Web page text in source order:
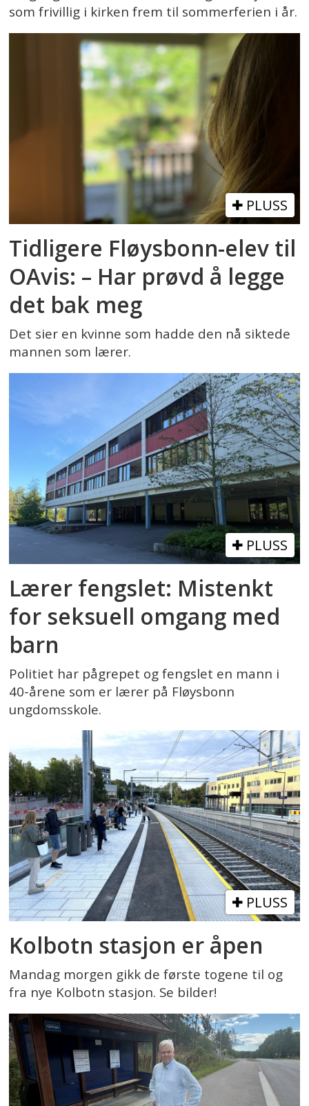
som frivillig i kirken frem til sommerferien i år.
PLUSS
Tidligere Fløysbonn-elev til
OAvis: – Har prøvd å legge
det bak meg
Det sier en kvinne som hadde den nå siktede
mannen som lærer.
PLUSS
Lærer fengslet: Mistenkt
for seksuell omgang med
barn
Politiet har pågrepet og fengslet en mann i
40-årene som er lærer på Fløysbonn
ungdomsskole.
PLUSS
Kolbotn stasjon er åpen
Mandag morgen gikk de første togene til og
fra nye Kolbotn stasjon. Se bilder!